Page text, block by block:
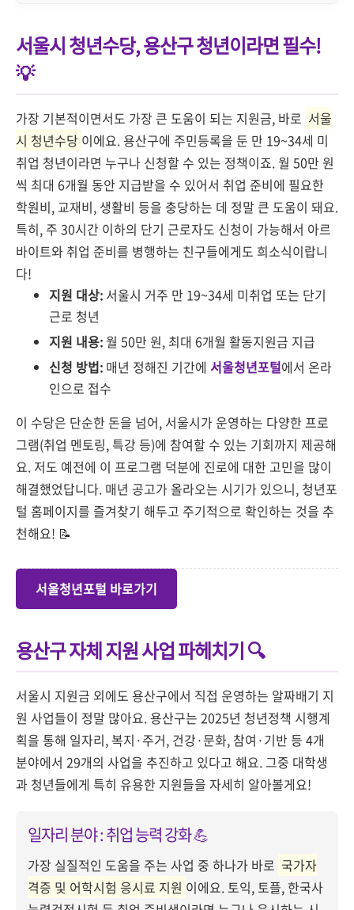
서울시 청년수당, 용산구 청년이라면 필수!
💡
가장 기본적이면서도 가장 큰 도움이 되는 지원금, 바로 서울
시 청년수당 이에요. 용산구에 주민등록을 둔 만 19~34세 미
취업 청년이라면 누구나 신청할 수 있는 정책이죠. 월 50만 원
씩 최대 6개월 동안 지급받을 수 있어서 취업 준비에 필요한
학원비, 교재비, 생활비 등을 충당하는 데 정말 큰 도움이 돼요.
특히, 주 30시간 이하의 단기 근로자도 신청이 가능해서 아르
바이트와 취업 준비를 병행하는 친구들에게도 희소식이랍니
다!
지원 대상: 서울시 거주 만 19~34세 미취업 또는 단기
근로 청년
지원 내용:월 50만 원, 최대 6개월 활동지원금 지급
신청 방법: 매년 정해진 기간에 서울청년포털에서 온라
인으로 접수
이 수당은 단순한 돈을 넘어, 서울시가 운영하는 다양한 프로
그램(취업 멘토링, 특강 등)에 참여할 수 있는 기회까지 제공해
요. 저도 예전에 이 프로그램 덕분에 진로에 대한 고민을 많이
해결했었답니다. 매년 공고가 올라오는 시기가 있으니, 청년포
털 홈페이지를 즐겨찾기 해두고 주기적으로 확인하는 것을 추
천해요! 📝
서울청년포털 바로가기
용산구 자체 지원 사업 파헤치기 🔍
서울시 지원금 외에도 용산구에서 직접 운영하는 알짜배기 지
원 사업들이 정말 많아요. 용산구는 2025년 청년정책 시행계
획을 통해 일자리, 복지·주거, 건강·문화, 참여·기반 등 4개
분야에서 29개의 사업을 추진하고 있다고 해요. 그중 대학생
과 청년들에게 특히 유용한 지원들을 자세히 알아볼게요!
일자리 분야 : 취업 능력 강화 💪
가장 실질적인 도움을 주는 사업 중 하나가 바로 국가자
격증 및 어학시험 응시료 지원 이에요. 토익, 토플, 한국사